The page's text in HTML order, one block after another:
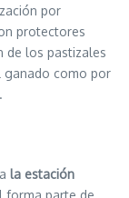
por
protectores
de los pastizales
ganado como por
la estación
forma parte de